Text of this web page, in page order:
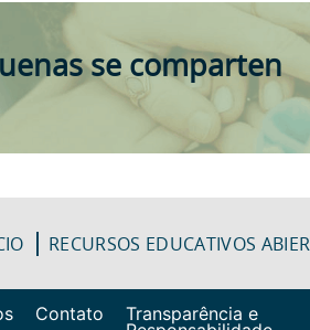
se comparten
RECURSOS EDUCATIVOS